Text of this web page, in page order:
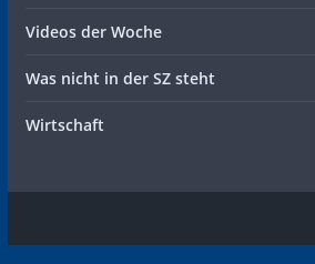
Videos der Woche
Was nicht in der SZ steht
Wirtschaft